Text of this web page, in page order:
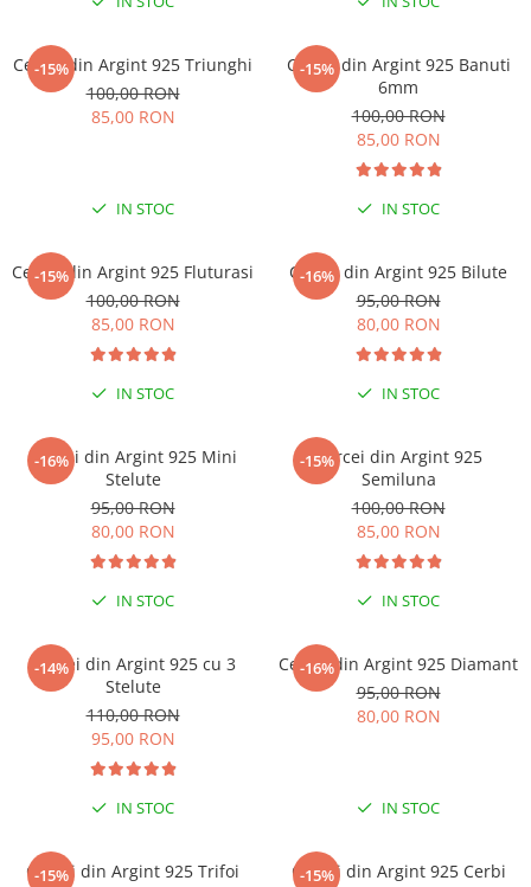
-15%
Cercei din Argint 925 Triunghi
100,00 RON
85,00 RON
IN STOC
-15%
Cercei din Argint 925 Banuti
6mm
100,00 RON
85,00 RON
IN STOC
-15%
Cercei din Argint 925 Fluturasi
100,00 RON
85,00 RON
IN STOC
-16%
Cercei din Argint 925 Bilute
95,00 RON
80,00 RON
IN STOC
-16%
Cercei din Argint 925 Mini
Stelute
95,00 RON
80,00 RON
IN STOC
-15%Cercei din Argint 925
Semiluna
100,00 RON
85,00 RON
IN STOC
-14%
Cercei din Argint 925 cu 3
Stelute
110,00 RON
95,00 RON
IN STOC
-16%
Cercei din Argint 925 Diamant
95,00 RON
80,00 RON
IN STOC
-15%
Cercei din Argint 925 Trifoi
-15%
Cercei din Argint 925 Cerbi